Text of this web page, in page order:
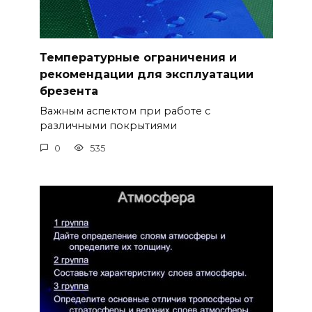
Температурные ограничения и
рекомендации для эксплуатации
брезента
Важным аспектом при работе с
различными покрытиями
0 535